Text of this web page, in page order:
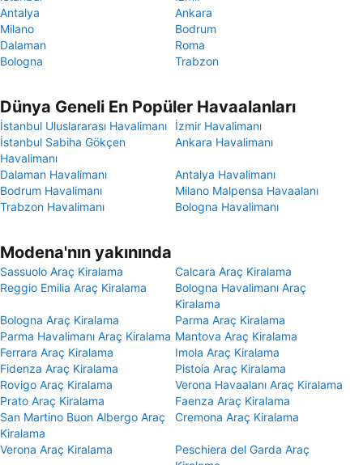
Antalya
Ankara
Milano
Bodrum
Dalaman
Roma
Bologna
Trabzon
Dünya Geneli En Popüler Havaalanları
İstanbul Uluslararası Havalimanı
İzmir Havalimanı
İstanbul Sabiha Gökçen
Havalimanı
Ankara Havalimanı
Dalaman Havalimanı
Antalya Havalimanı
Bodrum Havalimanı
Milano Malpensa Havaalanı
Trabzon Havalimanı
Bologna Havalimanı
Modena'nın yakınında
Sassuolo Araç Kiralama
Calcara Araç Kiralama
Reggio Emilia Araç Kiralama
Bologna Havalimanı Araç
Kiralama
Bologna Araç Kiralama
Parma Araç Kiralama
Parma Havalimanı Araç Kiralama Mantova Araç Kiralama
Ferrara Araç Kiralama
Imola Araç Kiralama
Fidenza Araç Kiralama
Pistoia Araç Kiralama
Rovigo Araç Kiralama
Verona Havaalanı Araç Kiralama
Prato Araç Kiralama
Faenza Araç Kiralama
San Martino Buon Albergo Araç
Kiralama
Cremona Araç Kiralama
Verona Araç Kiralama
Peschiera del Garda Araç